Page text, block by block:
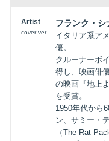
Artist
cover ver.
フランク・シ
イタリア系ア
優。
クルーナーボ
得し、映画俳
の映画『地上
を受賞。
1950年代から
ン、サミー・
（The Rat